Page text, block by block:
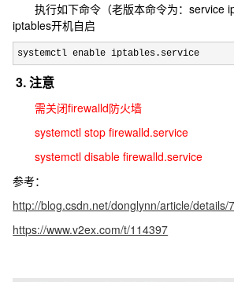
执行如下命令（老版本命令为：service
iptables开机自启
systemctl enable iptables.service
3. 注意
需关闭firewalld防火墙
systemctl stop firewalld.service
systemctl disable firewalld.service
参考：
http://blog.csdn.net/donglynn/article/details/
https://www.v2ex.com/t/114397